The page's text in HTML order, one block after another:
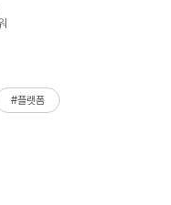
#플랫폼